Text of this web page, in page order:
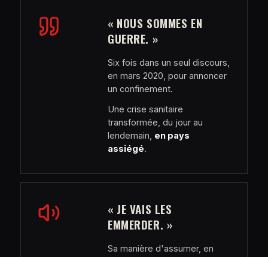
« NOUS SOMMES EN
GUERRE. »
Six fois dans un seul discours,
en mars 2020, pour annoncer
un confinement.
Une crise sanitaire
transformée, du jour au
lendemain, en pays
assiégé.
« JE VAIS LES
EMMERDER. »
Sa manière d'assumer, en